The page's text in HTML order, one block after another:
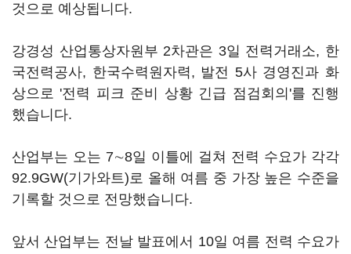
것으로 예상됩니다.
강경성 산업통상자원부 2차관은 3일 전력거래소, 한
국전력공사, 한국수력원자력, 발전 5사 경영진과 화
상으로 '전력 피크 준비 상황 긴급 점검회의'를 진행
했습니다.
산업부는 오는 7∼8일 이틀에 걸쳐 전력 수요가 각각
92.9GW(기가와트)로 올해 여름 중 가장 높은 수준을
기록할 것으로 전망했습니다.
앞서 산업부는 전날 발표에서 10일 여름 전력 수요가